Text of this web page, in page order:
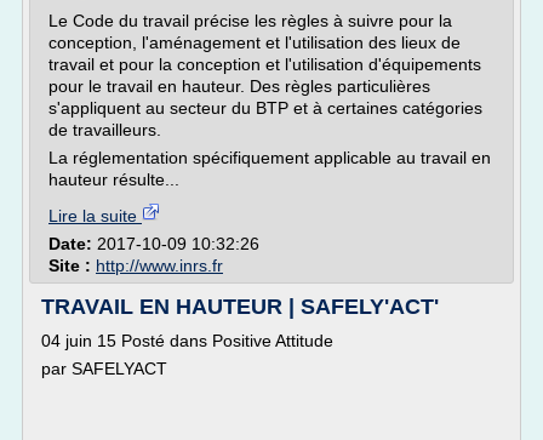
Le Code du travail précise les règles à suivre pour la
conception, l'aménagement et l'utilisation des lieux de
travail et pour la conception et l'utilisation d'équipements
pour le travail en hauteur. Des règles particulières
s'appliquent au secteur du BTP et à certaines catégories
de travailleurs.
La réglementation spécifiquement applicable au travail en
hauteur résulte...
Lire la suite
Date: 2017-10-09 10:32:26
Site : http://www.inrs.fr
TRAVAIL EN HAUTEUR | SAFELY'ACT'
04 juin 15 Posté dans Positive Attitude
par SAFELYACT